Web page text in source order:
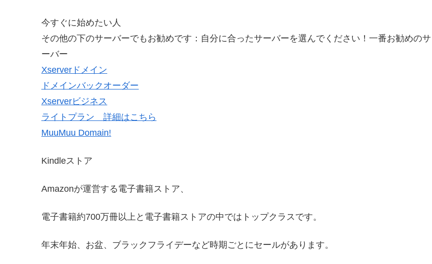
今すぐに始めたい人
その他の下のサーバーでもお勧めです：自分に合ったサーバーを選んでください！一番お勧めのサ
ーバー
Xserverドメイン
ドメインバックオーダー
Xserverビジネス
ライトプラン 詳細はこちら
MuuMuu Domain!
Kindleストア
Amazonが運営する電子書籍ストア、
電子書籍約700万冊以上と電子書籍ストアの中ではトップクラスです。
年末年始、お盆、ブラックフライデーなど時期ごとにセールがあります。